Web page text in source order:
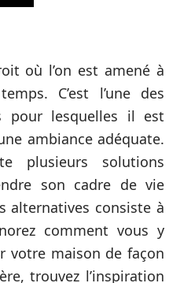
où l’on est amené à
C’est l’une des
pour lesquelles il est
ambiance adéquate.
plusieurs solutions
son cadre de vie
alternatives consiste à
comment vous y
votre maison de façon
trouvez l’inspiration